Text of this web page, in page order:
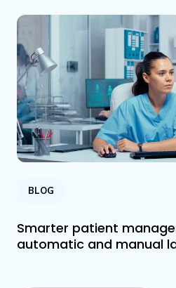
BLOG
Smarter patient
automatic and manual